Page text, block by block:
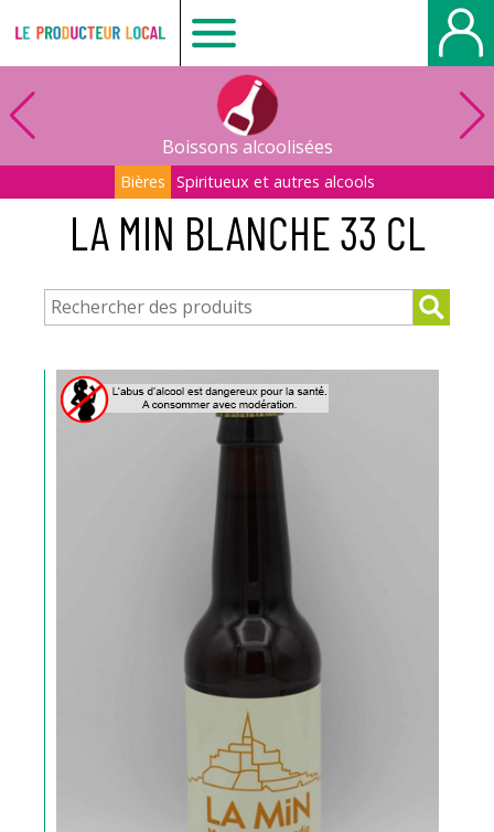
Le
producteur
local
Bois
Boissons alcoolisées
Bières Spiritueux et autres alcools
LA MIN BLANCHE 33 CL